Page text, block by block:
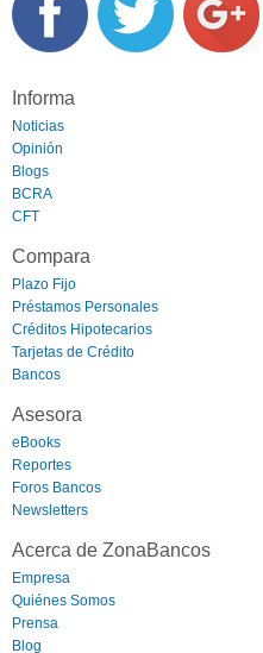
Informa
Noticias
Opinión
Blogs
BCRA
CFT
Compara
Plazo Fijo
Préstamos Personales
Créditos Hipotecarios
Tarjetas de Crédito
Bancos
Asesora
eBooks
Reportes
Foros Bancos
Newsletters
Acerca de ZonaBancos
Empresa
Quiénes Somos
Prensa
Blog